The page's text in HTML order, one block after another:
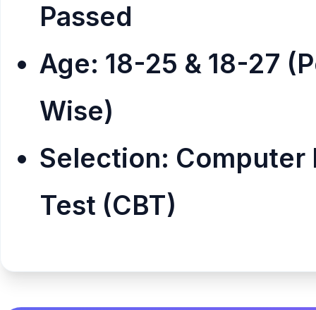
Passed
Age: 18-25 & 18-27
Wise)
Selection: Computer
Test (CBT)